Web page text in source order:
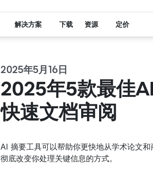
2025年5月16日
2025年5款最佳
快速文档审阅
AI 摘要工具可以帮助你更快地从学术论文
彻底改变你处理关键信息的方式。
解决方案 下载 资源 定价